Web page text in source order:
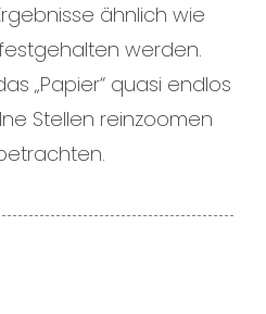
ähnlich wie
werden.
„Papier“ quasi endlos
Stellen reinzoomen